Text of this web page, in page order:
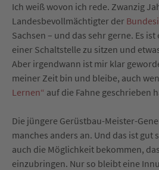
Ich weiß wovon ich rede. Zwanzig
Landesbevollmächtigter der
Sachsen – und das sehr gerne. Es
einer Schaltstelle zu sitzen und
Aber irgendwann ist mir klar
meiner Zeit bin und bleibe, auch
Lernen“ auf die Fahne geschrieben
Die jüngere Gerüstbau-Meister-
manches anders an. Und das ist gut
auch die Möglichkeit bekommen,
einzubringen. Nur so bleibt eine